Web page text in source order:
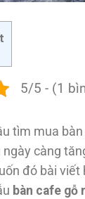
5/5 - (1
tìm mua
càng
đó bài viết
bàn cafe gỗ